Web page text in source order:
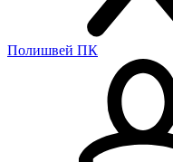
Полишвей ПК